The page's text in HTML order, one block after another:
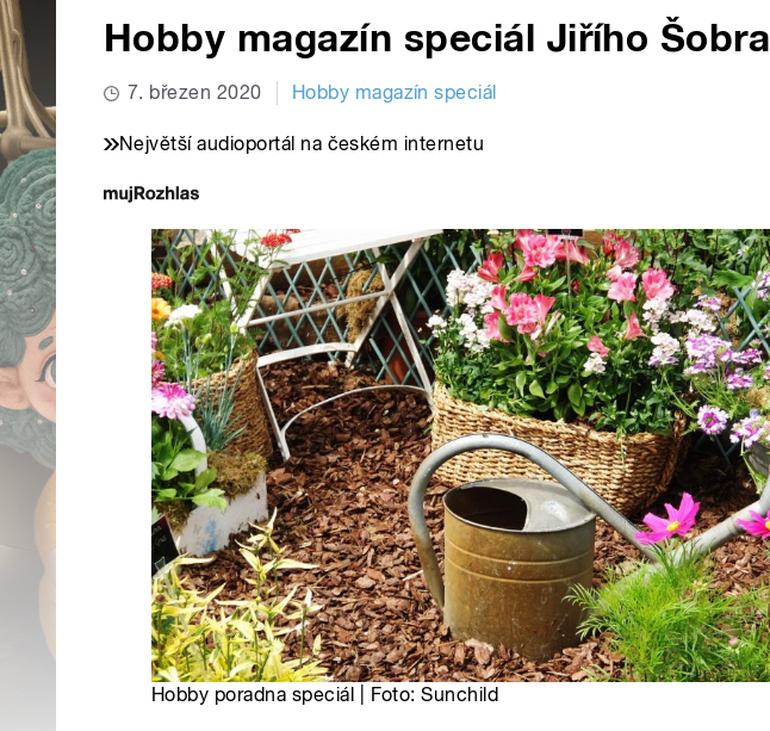
Hobby magazín speciál Jiřího Šobra
7. březen 2020 Hobby magazín speciál
Největší audioportál na českém internetu
Hobby poradna speciál | Foto: Sunchild